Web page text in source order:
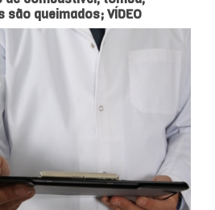
queimados; VÍDEO